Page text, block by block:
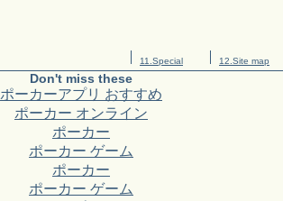
11.Special 12.Site map
Don't miss these
ポーカーアプリ おすすめ
ポーカー オンライン
ポーカー
ポーカー ゲーム
ポーカー
ポーカー ゲーム